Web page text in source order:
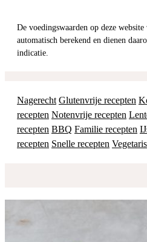
De voedingswaarden op deze website worden
automatisch berekend en dienen
indicatie.
Nagerecht Glutenvrije recepten
recepten Notenvrije recepten
recepten BBQ Familie recepten
recepten Snelle recepten